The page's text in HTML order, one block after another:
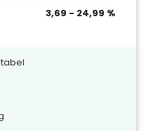
3,69 - 24,99 %